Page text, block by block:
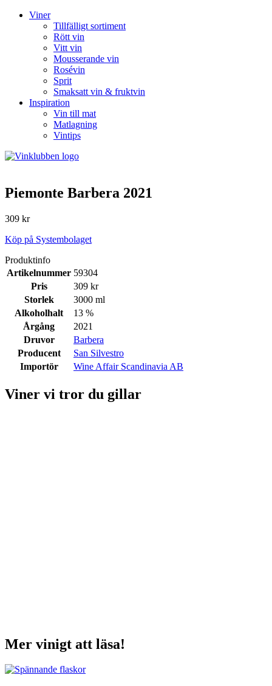
Viner
Tillfälligt sortiment
Rött vin
Vitt vin
Mousserande vin
Rosévin
Sprit
Smaksatt vin & fruktvin
Inspiration
Vin till mat
Matlagning
Vintips
Piemonte Barbera 2021
309 kr
Köp på Systembolaget
Produktinfo
Artikelnummer 59304
Pris
309 kr
Storlek
3000 ml
Alkoholhalt
13 %
Årgång
2021
Druvor
Barbera
Producent
San Silvestro
Importör
Wine Affair Scandinavia AB
Viner vi tror du gillar
Mer vinigt att läsa!